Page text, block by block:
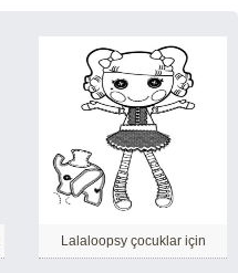
Lalaloopsy çocuklar için